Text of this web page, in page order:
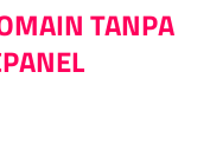
TANPA